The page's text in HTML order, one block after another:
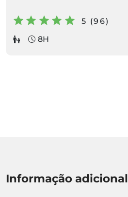
5 (96)
8H
Informação adicional